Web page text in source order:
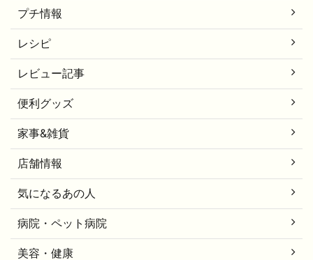
プチ情報
レシピ
レビュー記事
便利グッズ
家事&雑貨
店舗情報
気になるあの人
病院・ペット病院
美容・健康